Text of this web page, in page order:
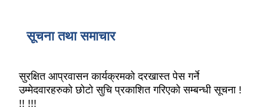
सूचना तथा समाचार
सुरक्षित आप्रवासन कार्यक्रमको दरखास्त पेस गर्ने
उम्मेदवारहरुको छोटो सुचि प्रकाशित गरिएको सम्बन्धी सूचना !
!! !!!